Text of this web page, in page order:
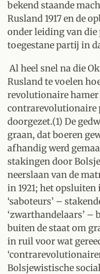
bekend staande
Rusland 1917 en de
onder leiding van die
toegestane partij in
Al heel snel na die
Rusland te voelen
revolutionaire hamer
contrarevolutionaire
doorgezet.(1) De
graan, dat boeren
afhandig werd
stakingen door
neerslaan van de
in 1921; het
‘saboteurs’ –
‘zwarthandelaars’ –
buiten de staat om
in ruil voor wat
Bolsjewistische